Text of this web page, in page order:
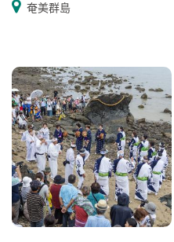
奄美群島